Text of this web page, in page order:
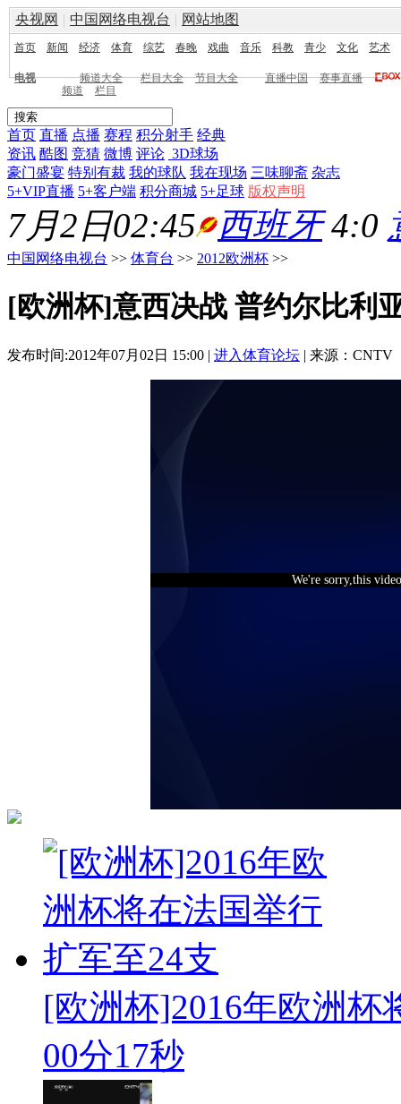
央视网 | 中国网络电视台 | 网站地图
首页 新闻 经济 体育 综艺 春晚 戏曲 音乐 科教 青少 文化 艺术
电视 频道大全 栏目大全 节目大全 直播中国
赛事直播
频道
栏目
首页 直播 点播 赛程 积分射手 经典
资讯 酷图 竞猜 微博 评论 3D球场
豪门盛宴 特别有裁 我的球队 我在现场 三味聊斋 杂志
5+VIP直播 5+客户端 积分商城 5+足球 版权声明
7月2日02:45 西班牙4:0
中国网络电视台 >> 体育台 >> 2012欧洲杯 >>
[欧洲杯]意西决战 普约尔比利
发布时间:2012年07月02日 15:00 | 进入体育论坛 | 来源：CNTV
We're sorry,this
[欧洲杯]2016年欧洲杯
00分17秒